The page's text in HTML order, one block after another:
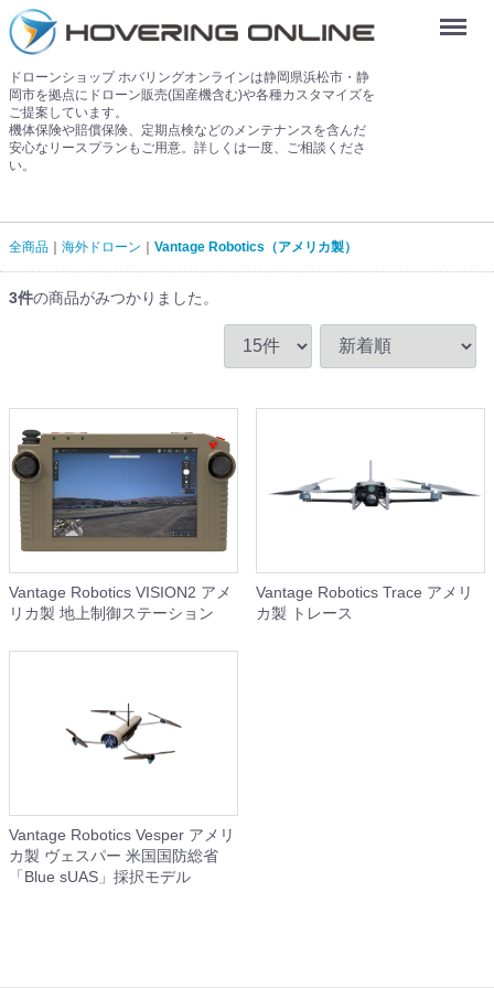
ドローンショップ ホバリングオンラインは静岡県浜松市・静
岡市を拠点にドローン販売(国産機含む)や各種カスタマイズを
ご提案しています。
機体保険や賠償保険、定期点検などのメンテナンスを含んだ
安心なリースプランもご用意。詳しくは一度、ご相談くださ
い。
Menu
全商品 海外ドローン Vantage Robotics（アメリカ製）
3件の商品がみつかりました。
Vantage Robotics VISION2 アメ
リカ製 地上制御ステーション
Vantage Robotics Trace アメリ
カ製 トレース
Vantage Robotics Vesper アメリ
カ製 ヴェスパー 米国国防総省
「Blue sUAS」採択モデル